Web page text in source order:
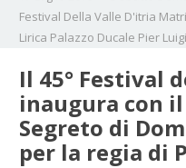
Festival Della Valle D'itria
Lirica Palazzo Ducale Pier
Il 45° Festival
inaugura con
Segreto di
per la regia di